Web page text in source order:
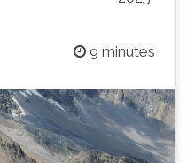
9 minutes